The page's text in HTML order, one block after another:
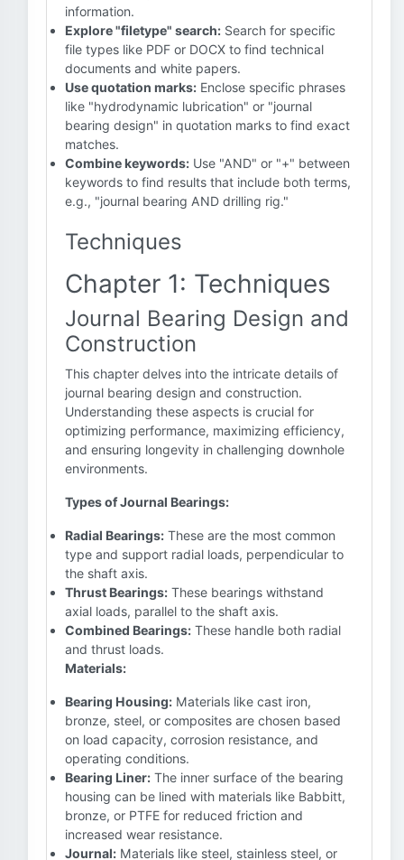
information.
Explore "filetype" search: Search for specific
file types like PDF or DOCX to find technical
documents and white papers.
Use quotation marks: Enclose specific phrases
like "hydrodynamic lubrication" or "journal
bearing design" in quotation marks to find exact
matches.
Combine keywords: Use "AND" or "+" between
keywords to find results that include both terms,
e.g., "journal bearing AND drilling rig."
Techniques
Chapter 1: Techniques
Journal Bearing Design and
Construction
This chapter delves into the intricate details of
journal bearing design and construction.
Understanding these aspects is crucial for
optimizing performance, maximizing efficiency,
and ensuring longevity in challenging downhole
environments.
Types of Journal Bearings:
Radial Bearings: These are the most common
type and support radial loads, perpendicular to
the shaft axis.
Thrust Bearings: These bearings withstand
axial loads, parallel to the shaft axis.
Combined Bearings: These handle both radial
and thrust loads.
Materials:
Bearing Housing: Materials like cast iron,
bronze, steel, or composites are chosen based
on load capacity, corrosion resistance, and
operating conditions.
Bearing Liner: The inner surface of the bearing
housing can be lined with materials like Babbitt,
bronze, or PTFE for reduced friction and
increased wear resistance.
Journal: Materials like steel, stainless steel, or